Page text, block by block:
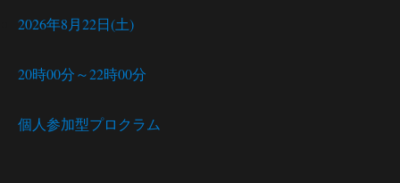
2026年8月22日(土)
20時00分～22時00分
個人参加型プロクラム